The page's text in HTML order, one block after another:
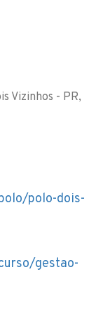
Vizinhos - PR,
polo-dois-
gestao-